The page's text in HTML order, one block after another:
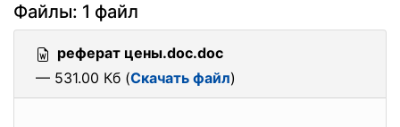
Файлы: 1 файл
реферат цены.doc.doc
— 531.00 Кб (Скачать файл)